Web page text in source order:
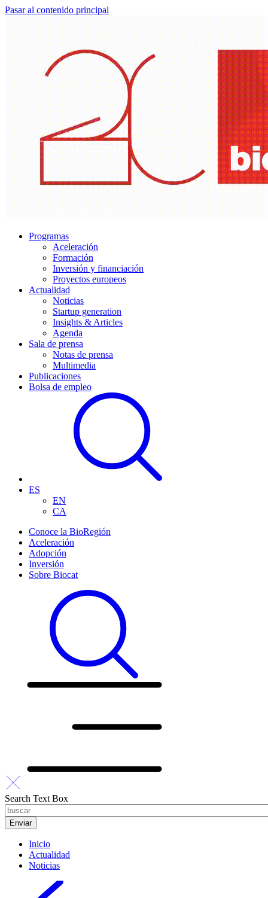
Pasar al contenido principal
Programas
Aceleración
Formación
Inversión y financiación
Proyectos europeos
Actualidad
Noticias
Startup generation
Insights & Articles
Agenda
Sala de prensa
Notas de prensa
Multimedia
Publicaciones
Bolsa de empleo
ES
EN
CA
Conoce la BioRegión
Aceleración
Adopción
Inversión
Sobre Biocat
Search Text Box
Inicio
Actualidad
Noticias